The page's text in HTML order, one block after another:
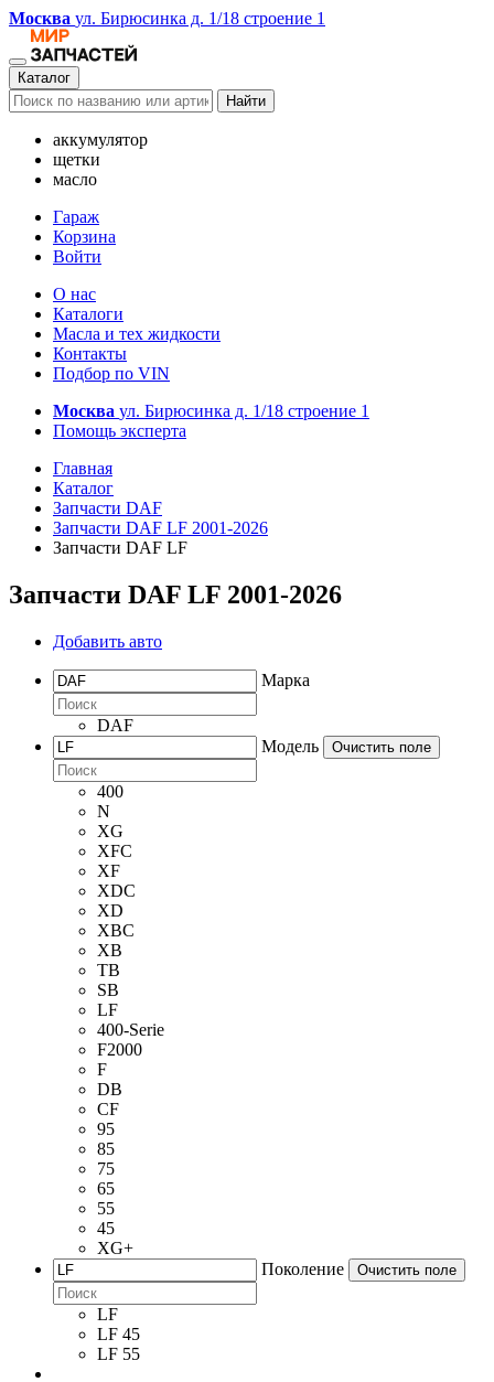
Москва ул. Бирюсинка д. 1/18 строение 1
Каталог
Найти
аккумулятор
щетки
масло
Гараж
Корзина
Войти
О нас
Каталоги
Масла и тех жидкости
Контакты
Подбор по VIN
Москва ул. Бирюсинка д. 1/18 строение 1
Помощь эксперта
Главная
Каталог
Запчасти DAF
Запчасти DAF LF 2001-2026
Запчасти DAF LF
Запчасти DAF LF 2001-2026
Добавить авто
Марка
DAF
Модель
Очистить поле
400
N
XG
XFC
XF
XDC
XD
XBC
XB
TB
SB
LF
400-Serie
F2000
F
DB
CF
95
85
75
65
55
45
XG+
Поколение
Очистить поле
LF
LF 45
LF 55